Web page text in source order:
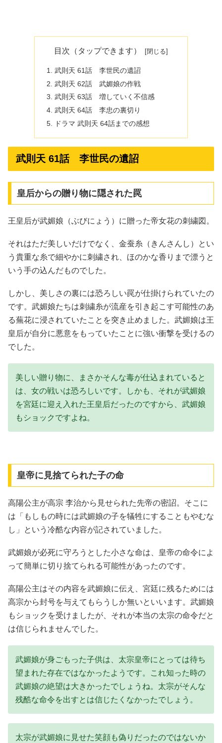
目次（タップできます）
武則天 61話 李世民の遺詔
武則天 62話 武媚娘の作戦
武則天 63話 増していく不信感
武則天 64話 李忠の裏切り
ドラマ 武則天 64話までの感想
武則天 61話 李世民の遺詔
皇后からの贈り物に隠された罠
王皇后が武媚娘（ぶびにょう）に贈った帝女花の刺繍図。
それはただ美しいだけでなく、金蚕糸（きんさんし）とい
う貴重な糸で細やかに刺繍され、ほのかな香りまで漂うと
いう手の込んだものでした。
しかし、美しさの裏には恐ろしい罠が仕掛けられていたの
です。武媚娘たちは刺繍糸が流産を引き起こす可能性のあ
る蕪花に浸されていたことを突き止めました。武媚娘は王
皇后が自分に悪意をもっていたことに強い衝撃を受けるの
でした。
美しい贈り物に、まさかそんな毒が仕込まれていると
は、女の戦いは恐ろしいです。しかも、それが武媚娘
を宮廷に迎え入れた王皇后だったのですから、武媚娘
もショックですよね。
皇帝に見捨てられた子の命
高陽公主が高宗 李治から見せられた先帝の密詔。そこに
は「もしもの時には武媚娘の子を犠牲にすることもやむな
し」という冷酷な内容が記されていました。
武媚娘が必死に守ろうとした小さな命は、皇帝の命令によ
って簡単に切り捨てられる可能性があったのです。
高陽公主はその内容を武媚娘に伝え、宮廷に残るためには
高宗から封号を与えてもらうしか無いといいます。武媚娘
もショックを受けましたが、それが本当の太宗の命令だと
は信じられませんでした。
武媚娘が身ごもった子供は、太宗皇帝にとっては待ち
望まれた存在ではなかったようです。これ知った時の
武媚娘の絶望は大きかったでしょうね。太宗がそんな
残酷な命令を出すとは信じたくなかったでしょう。
太宗が武媚娘に見せた笑顔も偽りだったのではないか